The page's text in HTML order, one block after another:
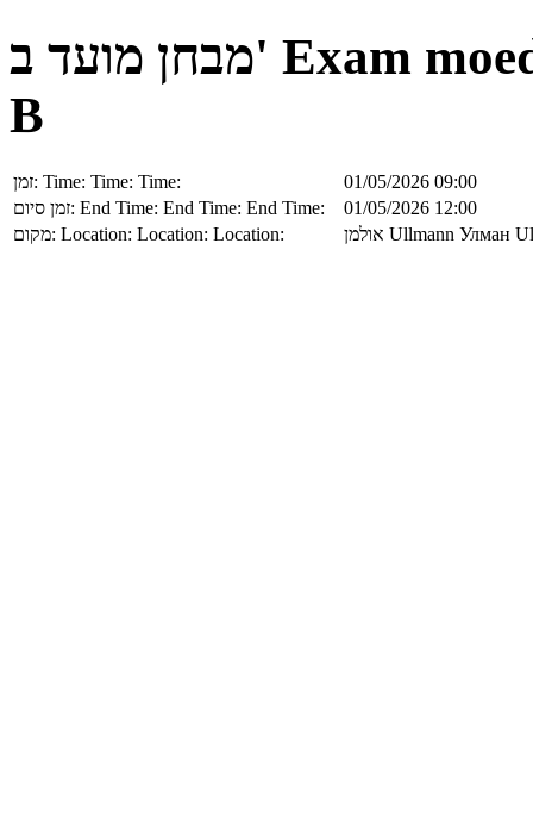
מבחן מועד ב' Exam
B
זמן: Time: Time: Time:
01/05/2026 09:00
זמן סיום: End Time: End Time: End Time:
01/05/2026 12:00
מקום: Location: Location: Location: אולמן Ullmann Улман